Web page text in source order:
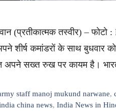
(प्रतीकात्मक तस्वीर) –
शीर्ष कमांडरों के साथ बुधवार
अपने सख्त रुख पर कायम है।
staff manoj mukund narwane,
china news, India News in